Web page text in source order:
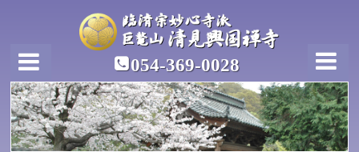
054-369-0028